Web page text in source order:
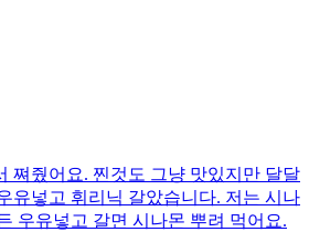
쪄줬어요. 찐것도 그냥 맛있지만 달달
유넣고 휘리닉 갈았습니다. 저는 시나
우유넣고 갈면 시나몬 뿌려 먹어요.